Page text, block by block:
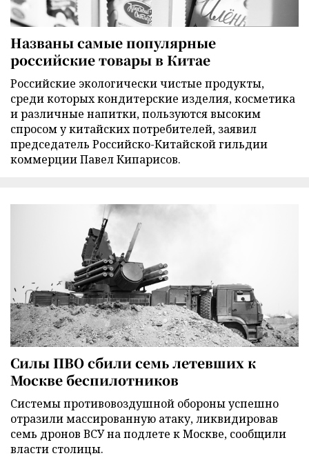
Названы самые популярные
российские товары в Китае
Российские экологически чистые продукты,
среди которых кондитерские изделия, косметика
и различные напитки, пользуются высоким
спросом у китайских потребителей, заявил
председатель Российско-Китайской гильдии
коммерции Павел Кипарисов.
Силы ПВО сбили семь летевших к
Москве беспилотников
Cистемы противовоздушной обороны успешно
отразили массированную атаку, ликвидировав
семь дронов ВСУ на подлете к Москве, сообщили
власти столицы.